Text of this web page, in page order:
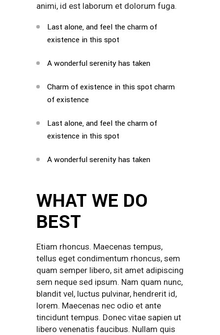
animi, id est laborum et dolorum fuga.
Last alone, and feel the charm of
existence in this spot
A wonderful serenity has taken
Charm of existence in this spot charm
of existence
Last alone, and feel the charm of
existence in this spot
A wonderful serenity has taken
WHAT WE DO
BEST
Etiam rhoncus. Maecenas tempus,
tellus eget condimentum rhoncus, sem
quam semper libero, sit amet adipiscing
sem neque sed ipsum. Nam quam nunc,
blandit vel, luctus pulvinar, hendrerit id,
lorem. Maecenas nec odio et ante
tincidunt tempus. Donec vitae sapien ut
libero venenatis faucibus. Nullam quis